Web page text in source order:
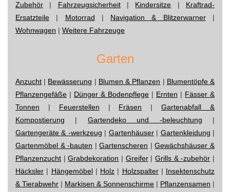
Zubehör | Fahrzeugsicherheit| Kindersitze | Kraftrad-
Ersatzteile | Motorrad | Navigation & Blitzerwarner|
Wohnwagen | Weitere Fahrzeuge
Garten
Anzucht | Bewässerung | Blumen & Pflanzen | Blumentöpfe &
Pflanzengefäße | Dünger & Bodenpflege | Ernten | Fässer &
Tonnen | Feuerstellen | Fräsen |Gartenabfall &
Kompostierung | Gartendeko und -beleuchtung |
Gartengeräte & -werkzeug | Gartenhäuser| Gartenkleidung |
Gartenmöbel & -bauten |Gartenscheren |Gewächshäuser &
Pflanzenzucht |Grabdekoration | Greifer|Grills & -zubehör |
Häcksler | Hängemöbel| Holz | Holzspalter| Insektenschutz
& Tierabwehr | Markisen & Sonnenschirme | Pflanzensamen |